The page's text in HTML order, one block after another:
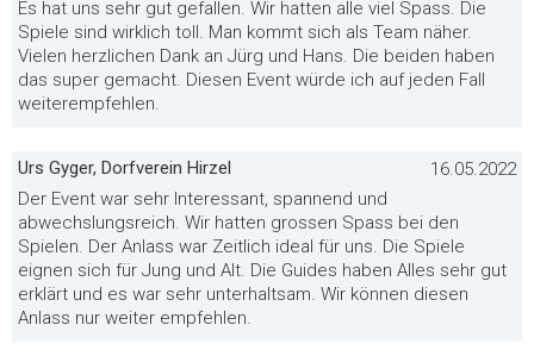
Es hat uns sehr gut gefallen. Wir hatten alle viel Spass. Die
Spiele sind wirklich toll. Man kommt sich als Team näher.
Vielen herzlichen Dank an Jürg und Hans. Die beiden haben
das super gemacht. Diesen Event würde ich auf jeden Fall
weiterempfehlen.
Urs Gyger, Dorfverein Hirzel
16.05.2022
Der Event war sehr Interessant, spannend und
abwechslungsreich. Wir hatten grossen Spass bei den
Spielen. Der Anlass war Zeitlich ideal für uns. Die Spiele
eignen sich für Jung und Alt. Die Guides haben Alles sehr gut
erklärt und es war sehr unterhaltsam. Wir können diesen
Anlass nur weiter empfehlen.